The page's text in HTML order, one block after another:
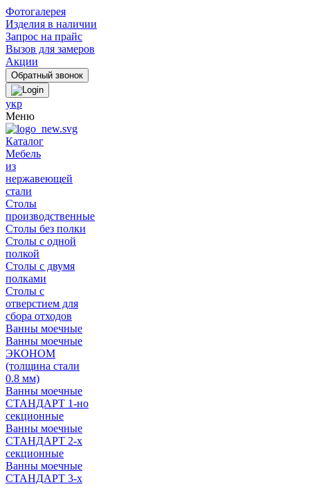
Фотогалерея
Изделия в наличии
Запрос на прайс
Вызов для замеров
Акции
укр
Меню
Каталог
Мебель
из
нержавеющей
стали
Столы
производственные
Столы без полки
Столы с одной
полкой
Столы с двумя
полками
Столы с
отверстием для
сбора отходов
Ванны моечные
Ванны моечные
ЭКОНОМ
(толщина стали
0.8 мм)
Ванны моечные
СТАНДАРТ 1-но
секционные
Ванны моечные
СТАНДАРТ 2-х
секционные
Ванны моечные
СТАНДАРТ 3-х